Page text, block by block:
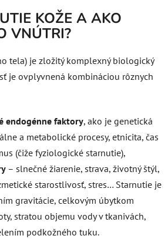
KOŽE A AKO
VNÚTRI?
tela) je zložitý komplexný biologický
je ovplyvnená kombináciou rôznych
endogénne faktory, ako je genetická
a metabolické procesy, etnicita, čas
(čiže fyziologické starnutie),
– slnečné žiarenie, strava, životný štýl,
starostlivosť, stres… Starnutie je
gravitácie, celkovým úbytkom
stratou objemu vody v tkanivách,
podkožného tuku.